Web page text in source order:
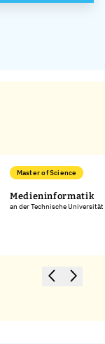
Master of Science
Medieninformatik
an der Technische Universität